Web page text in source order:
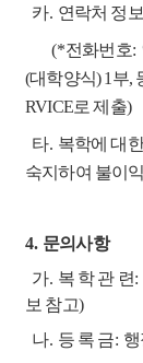
카. 연락처 정
(*전화번호:
(대학양식) 1 부,
RVICE로 제출)
타. 복학에 대
숙지하여 불이
4. 문의사항
가. 복 학 관 련:
보 참고)
나. 등 록 금: